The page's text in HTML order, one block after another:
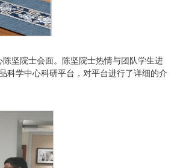
坚院士会面。陈坚院士热情与团队学生进
科学中心科研平台，对平台进行了详细的介